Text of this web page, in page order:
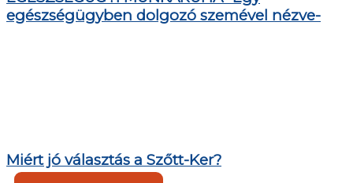
egészségügyben dolgozó szemével nézve-
Miért jó választás a Szőtt-Ker?